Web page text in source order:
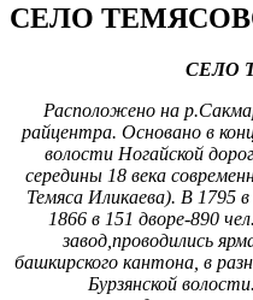
СЕЛО
СЕЛО
Расположено на
райцентра. Основано в
волости Ногайской
середины 18 века
Темяса Иликаева). В 1795
1866 в 151 дворе-890
завод,проводились
башкирского кантона, в
Бурзянской